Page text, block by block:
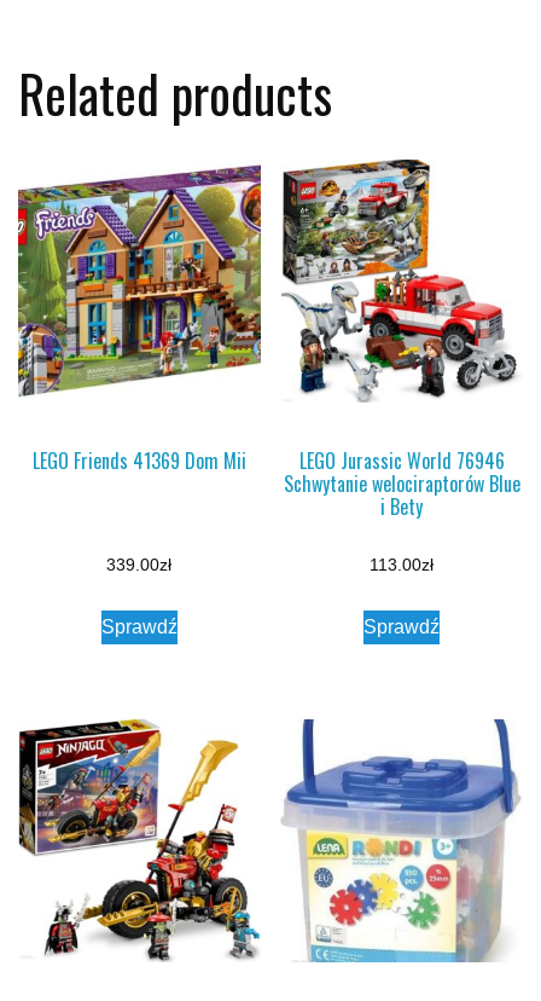
Related products
LEGO Friends 41369 Dom Mii
339.00zł
Sprawdź
LEGO Jurassic World 76946
Schwytanie welociraptorów Blue
i Bety
113.00zł
Sprawdź